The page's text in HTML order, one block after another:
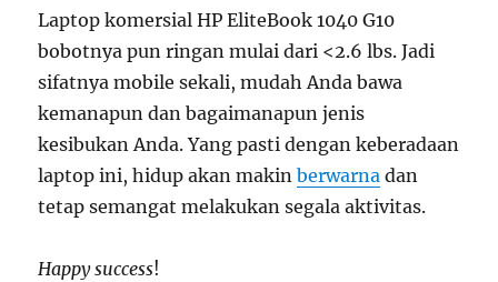
Laptop komersial HP EliteBook 1040 G10
bobotnya pun ringan mulai dari <2.6 lbs. Jadi
sifatnya mobile sekali, mudah Anda bawa
kemanapun dan bagaimanapun jenis
kesibukan Anda. Yang pasti dengan keberadaan
laptop ini, hidup akan makinberwarna dan
tetap semangat melakukan segala aktivitas.
Happy success!